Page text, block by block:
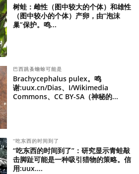
树蛙：雌性（图中较大的个体）和雄性
（图中较小的个体）产卵，由“泡沫
巢”保护。鸣...
巴西跳蚤蟾蜍可能是
Brachycephalus pulex。鸣
谢:uux.cn/Dias、I/Wikimedia
Commons、CC BY-SA（神秘的...
“吃东西的时间到了
“吃东西的时间到了”：研究显示青蛙敲
击脚趾可能是一种吸引猎物的策略。信
用:uux....